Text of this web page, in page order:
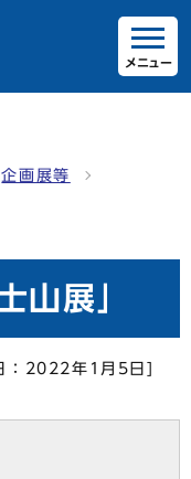
メニュー
企画展等
山展」
：2022年1月5日]